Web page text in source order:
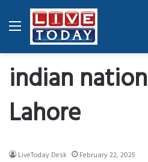
Menu
indian
Lahore
LiveToday Desk February 22, 2025